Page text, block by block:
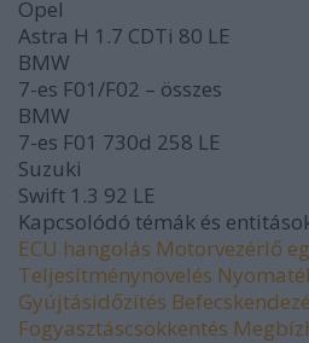
Opel
Astra H 1.7 CDTi 80 LE
BMW
7-es F01/F02 – összes
BMW
7-es F01 730d 258 LE
Suzuki
Swift 1.3 92 LE
Kapcsolódó témák és
ECU hangolás Motorvezérlő
Teljesítménynövelés
Gyújtásidőzítés
Fogyasztáscsökkentés